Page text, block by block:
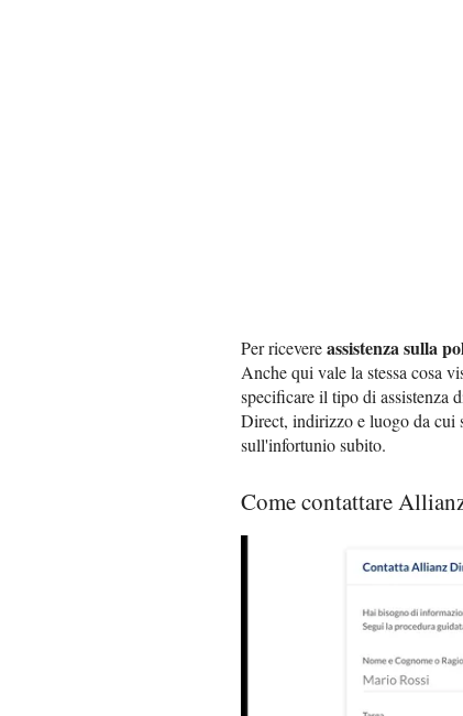
Per ricevereassistenza sulla
Anche qui vale la stessa cosa
specificare il tipo di assistenza
Direct, indirizzo e luogo da cui
sull'infortunio subito.
Come contattare